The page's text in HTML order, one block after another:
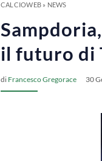
CALCIOWEB» NEWS
il futuro di
di Francesco Gregorace 30